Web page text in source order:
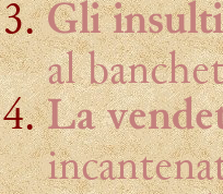
Gli
al
La